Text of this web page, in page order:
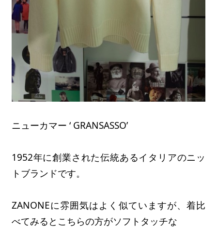
ニューカマー ‘ GRANSASSO’
1952年に創業された伝統あるイタリアのニッ
トブランドです。
ZANONEに雰囲気はよく似ていますが、着比
べてみるとこちらの方がソフトタッチな